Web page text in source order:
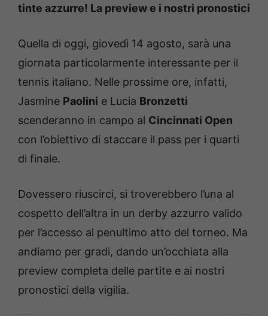
tinte azzurre! La preview e i nostri pronostici
Quella di oggi, giovedì 14 agosto, sarà una
giornata particolarmente interessante per il
tennis italiano. Nelle prossime ore, infatti,
Jasmine Paolini e Lucia Bronzetti
scenderanno in campo al Cincinnati Open
con l’obiettivo di staccare il pass per i quarti
di finale.
Dovessero riuscirci, si troverebbero l’una al
cospetto dell’altra in un derby azzurro valido
per l’accesso al penultimo atto del torneo. Ma
andiamo per gradi, dando un’occhiata alla
preview completa delle partite e ai nostri
pronostici della vigilia.